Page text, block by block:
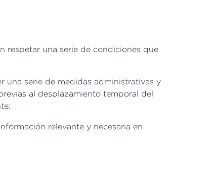
respetar una serie de condiciones que
una serie de medidas administrativas y
al desplazamiento temporal del
relevante y necesaria en